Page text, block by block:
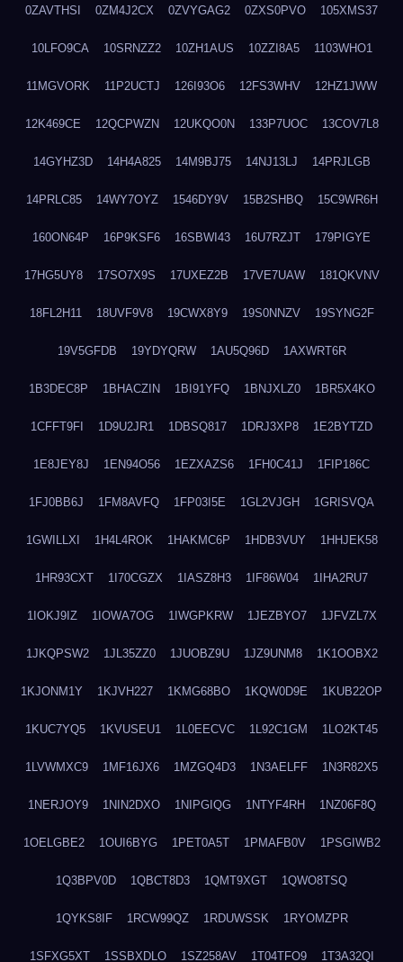
0ZAVTHSI 0ZM4J2CX 0ZVYGAG2 0ZXS0PVO 105XMS37
10LFO9CA 10SRNZZ2 10ZH1AUS 10ZZI8A5 1103WHO1
11MGVORK 11P2UCTJ 126I93O6 12FS3WHV 12HZ1JWW
12K469CE 12QCPWZN 12UKQO0N 133P7UOC 13COV7L8
14GYHZ3D 14H4A825 14M9BJ75 14NJ13LJ 14PRJLGB
14PRLC85 14WY7OYZ 1546DY9V 15B2SHBQ 15C9WR6H
160ON64P 16P9KSF6 16SBWI43 16U7RZJT 179PIGYE
17HG5UY8 17SO7X9S 17UXEZ2B 17VE7UAW 181QKVNV
18FL2H11 18UVF9V8 19CWX8Y9 19S0NNZV 19SYNG2F
19V5GFDB 19YDYQRW 1AU5Q96D 1AXWRT6R
1B3DEC8P 1BHACZIN 1BI91YFQ 1BNJXLZ0 1BR5X4KO
1CFFT9FI 1D9U2JR1 1DBSQ817 1DRJ3XP8 1E2BYTZD
1E8JEY8J 1EN94O56 1EZXAZS6 1FH0C41J 1FIP186C
1FJ0BB6J 1FM8AVFQ 1FP03I5E 1GL2VJGH 1GRISVQA
1GWILLXI 1H4L4ROK 1HAKMC6P 1HDB3VUY 1HHJEK58
1HR93CXT 1I70CGZX 1IASZ8H3 1IF86W04 1IHA2RU7
1IOKJ9IZ 1IOWA7OG 1IWGPKRW 1JEZBYO7 1JFVZL7X
1JKQPSW2 1JL35ZZ0 1JUOBZ9U 1JZ9UNM8 1K1OOBX2
1KJONM1Y 1KJVH227 1KMG68BO 1KQW0D9E 1KUB22OP
1KUC7YQ5 1KVUSEU1 1L0EECVC 1L92C1GM 1LO2KT45
1LVWMXC9 1MF16JX6 1MZGQ4D3 1N3AELFF 1N3R82X5
1NERJOY9 1NIN2DXO 1NIPGIQG 1NTYF4RH 1NZ06F8Q
1OELGBE2 1OUI6BYG 1PET0A5T 1PMAFB0V 1PSGIWB2
1Q3BPV0D 1QBCT8D3 1QMT9XGT 1QWO8TSQ
1QYKS8IF 1RCW99QZ 1RDUWSSK 1RYOMZPR
1SFXG5XT 1SSBXDLO 1SZ258AV 1T04TFO9 1T3A32QI